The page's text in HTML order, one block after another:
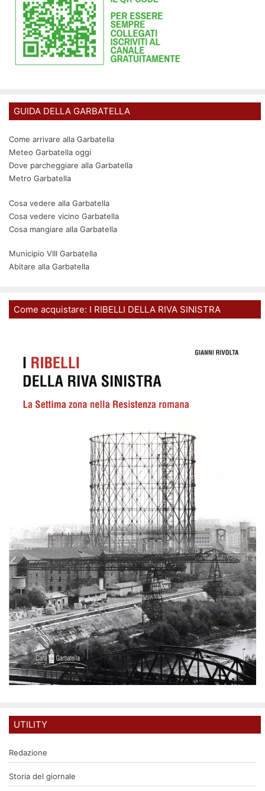
GUIDA DELLA GARBATELLA
Come arrivare alla Garbatella
Meteo Garbatella oggi
Dove parcheggiare alla Garbatella
Metro Garbatella
Cosa vedere alla Garbatella
Cosa vedere vicino Garbatella
Cosa mangiare alla Garbatella
Municipio VIII Garbatella
Abitare alla Garbatella
Come acquistare: I RIBELLI DELLA RIVA SINISTRA
UTILITY
Redazione
Storia del giornale